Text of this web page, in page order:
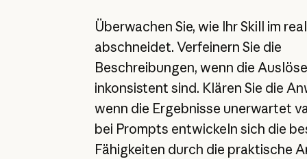
Überwachen Sie, wie Ihr Skill im
abschneidet. Verfeinern Sie die
Beschreibungen, wenn die
inkonsistent sind. Klären Sie die
wenn die Ergebnisse unerwartet
bei Prompts entwickeln sich die
Fähigkeiten durch die praktische